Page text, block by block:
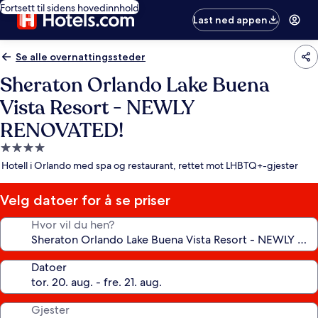
Fortsett til sidens hovedinnhold
Last ned appen
Se alle overnattingssteder
Sheraton Orlando Lake Buena
Vista Resort - NEWLY
RENOVATED!
Overnattingssted
med
stjerner
Hotell i Orlando med spa og restaurant, rettet mot LHBTQ+-gjester
Velg datoer for å se priser
Hvor vil du hen?
Datoer
Gjester